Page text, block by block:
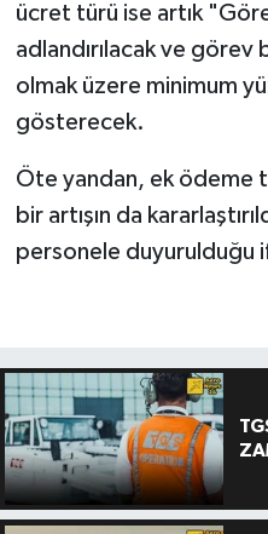
ücret türü ise artık
adlandırılacak ve görev
olmak üzere minimum
gösterecek.
Öte yandan, ek ödeme
bir artışın da
personele duyurulduğu